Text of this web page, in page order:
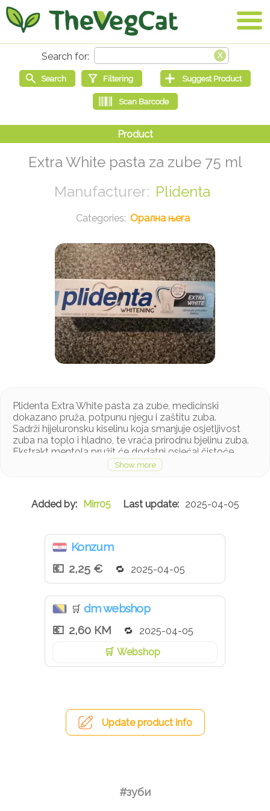
Extra White pasta za zube 75 ml
Plidenta
Орална њега
Plidenta Extra White pasta za zube, medicinski
dokazano pruža, potpunu njegu i zaštitu zuba.
Sadrži hijeluronsku kiselinu koja smanjuje osjetljivost
zuba na toplo i hladno, te vraća prirodnu bjelinu zuba.
Ekstrakt mentola pružit će dodatni osjećaj čistoće.
Zahvaljujući umirujućim i antioksidativnim svojstvima
nježno će ukloniti mrlje na zubima i obnoviti zubnu
Mirr05
2025-04-05
Konzum
2,25 €
2025-04-05
🛒 dm webshop
2,60 КМ
2025-04-05
Webshop
Update product info
#зуби